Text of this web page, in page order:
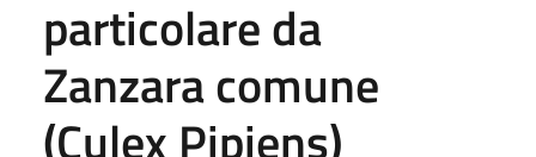
particolare da
Zanzara comune
(Culex Pipiens)